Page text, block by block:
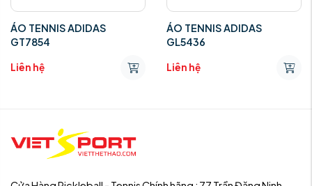
ÁO TENNIS ADIDAS
GT7854
Liên hệ
ÁO TENNIS ADIDAS
GL5436
Liên hệ